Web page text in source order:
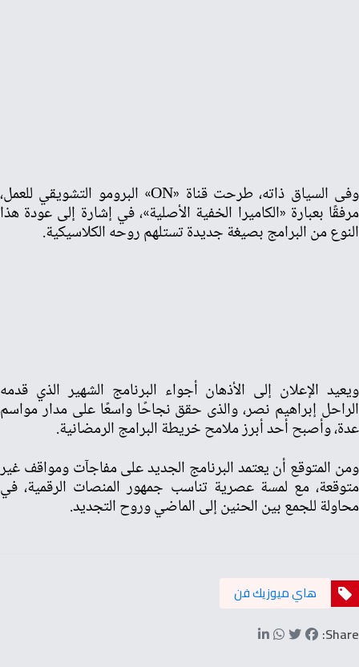
وفى السياق ذاته، طرحت قناة «ON» البرومو التشويقي للعمل،
مرفقًا بعبارة «الكاميرا الخفية الأصلية»، في إشارة إلى عودة هذا
النوع من البرامج بصيغة جديدة تستلهم روحه الكلاسيكية.
ويعيد الإعلان إلى الأذهان أجواء البرنامج الشهير الذي قدمه
الراحل إبراهيم نصر، والذى حقق نجاحًا واسعًا على مدار مواسم
عدة، وأصبح أحد أبرز ملامح خريطة البرامج الرمضانية.
ومن المتوقع أن يعتمد البرنامج الجديد على مفاجآت ومواقف غير
متوقعة، مع لمسة عصرية تناسب جمهور المنصات الرقمية، في
محاولة للجمع بين الحنين إلى الماضي وروح التجديد.
هاي ميوزيك فن
Share: